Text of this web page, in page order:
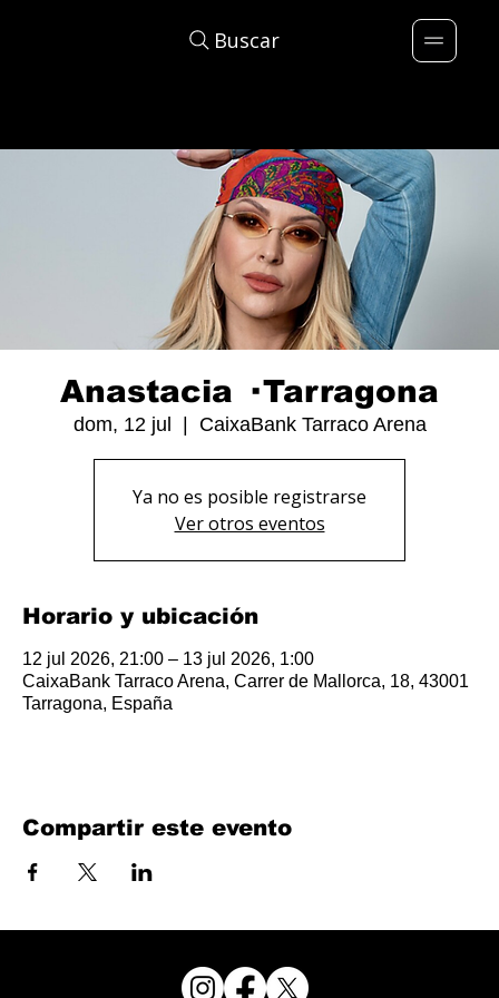
Buscar
Anastacia · Tarragona
dom, 12 jul CaixaBank Tarraco Arena
Ya no es posible registrarse
Ver otros eventos
Horario y ubicación
12 jul 2026, 21:00 – 13 jul 2026, 1:00
CaixaBank Tarraco Arena, Carrer de Mallorca, 18, 43001
Tarragona, España
Compartir este evento